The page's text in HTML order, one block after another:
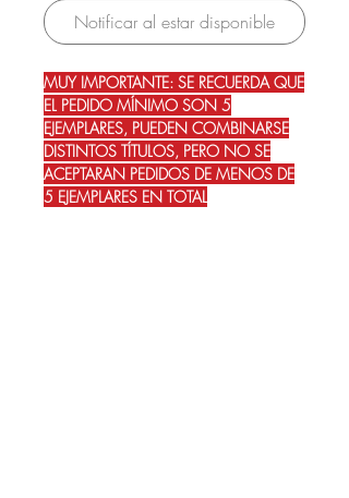
Notificar al estar disponible
MUY IMPORTANTE: SE RECUERDA QUE
EL PEDIDO MÍNIMO SON 5
EJEMPLARES, PUEDEN COMBINARSE
DISTINTOS TÍTULOS, PERO NO SE
ACEPTARAN PEDIDOS DE MENOS DE
5 EJEMPLARES EN TOTAL